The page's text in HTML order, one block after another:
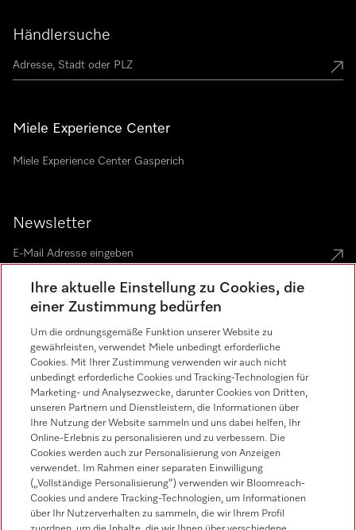
Händlersuche
Miele Experience Center
Miele Experience Center Gasperich
Newsletter
Sprache
Miele auf Instagram
Miele auf Youtube
Ihre aktuelle Einstellung zu Cookies, die
einer Zustimmung bedürfen
Um die ordnungsgemäße Funktion unserer Website zu
gewährleisten, verwendet Miele unbedingt erforderliche
Cookies. Mit Ihrer Zustimmung verwenden wir auch nicht
unbedingt erforderliche Cookies und Tracking-Technologien für
Marketing- und Analysezwecke, darunter Cookies von Dritten,
unseren Partnern und Dienstleistern, die Informationen über
Ihre Nutzung der Website sammeln und uns dabei helfen, Ihr
Online-Erlebnis zu personalisieren und zu verbessern. Die
Cookies werden auch zur Personalisierung von Anzeigen
verwendet. Im Rahmen einer separaten Einwilligung
(„Vollständige Personalisierung“) verwenden wir Bloomreach-
Cookies und andere Tracking-Technologien, um Informationen
über Ihr Nutzerverhalten zu sammeln, die wir Ihrem Profil